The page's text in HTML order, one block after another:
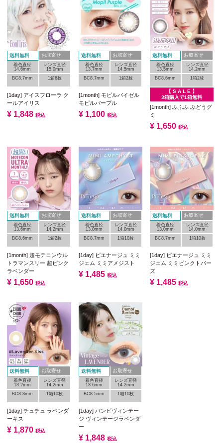
送料無料 お取寄せ
着色直径
14.6mm
レンズ直径
15.0mm
BC8.7mm
1箱6枚
[1day] アイスフローラ ク
ールアイリス
¥ 1,848 税込
送料無料 お取寄せ
着色直径
13.7mm
レンズ直径
14.5mm
BC8.7mm
1箱2枚
[1month] モピルバイゼル
モピルパープル
¥ 1,100 税込
送料無料 お取寄せ
着色直径
13.5mm
レンズ直径
14.2mm
BC8.6mm
1箱2枚
【 S A L E 】
3箱購入で1箱無料
[1month] ふふふ ぶどうグ
ミ
¥ 1,650 税込
送料無料 お取寄せ
着色直径
13.6mm
レンズ直径
14.2mm
BC8.6mm
1箱2枚
[1month] 超モテコンウル
トラマンスリー 超ピンク
ラベンダー
¥ 1,650 税込
送料無料 お取寄せ
着色直径
13.0mm
レンズ直径
14.0mm
BC8.7mm
1箱10枚
[1day] ピエナージュ ミミ
ジェム ミミアメジスト
¥ 1,485 税込
送料無料 お取寄せ
着色直径
13.0mm
レンズ直径
14.0mm
BC8.7mm
1箱10枚
[1day] ピエナージュ ミミ
ジェム ミミピンクトパー
ズ
¥ 1,485 税込
送料無料 お取寄せ
着色直径
13.2mm
レンズ直径
14.2mm
BC8.8mm
1箱10枚
[1day] チュチュ ラベンダ
ーキス
¥ 1,870 税込
送料無料 お取寄せ
着色直径
13.6mm
レンズ直径
14.2mm
BC8.5mm
1箱10枚
[1day] バンビヴィンテー
ジ ヴィンテージラベンダ
ー
¥ 1,848 税込